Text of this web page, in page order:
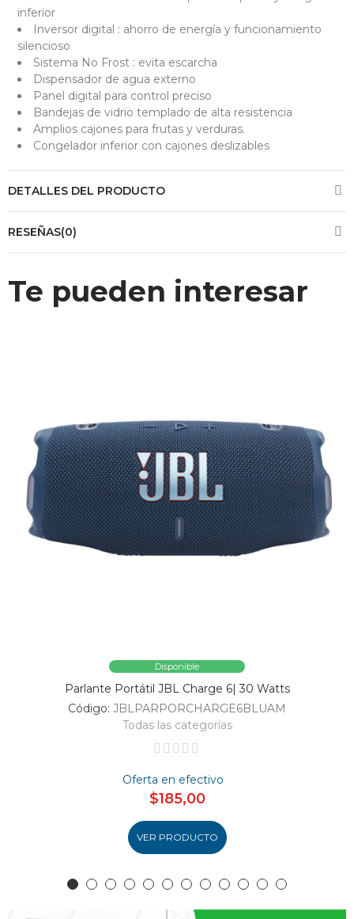
inferior
Inversor digital : ahorro de energía y funcionamiento
silencioso
Sistema No Frost : evita escarcha
Dispensador de agua externo
Panel digital para control preciso
Bandejas de vidrio templado de alta resistencia
Amplios cajones para frutas y verduras.
Congelador inferior con cajones deslizables
DETALLES DEL PRODUCTO
RESEÑAS(0)
Te pueden interesar
Disponible
Parlante Portátil JBL Charge 6| 30 Watts
Código: JBLPARPORCHARGE6BLUAM
Todas las categorías
Oferta en efectivo
$185,00
VER PRODUCTO